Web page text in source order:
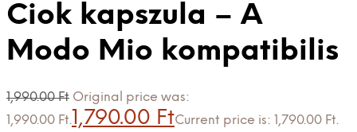
Ciok kapszula – A
Modo Mio kompatibilis
1,990.00Ft Original price was:
1,990.00 Ft.1,790.00 FtCurrent price is: 1,790.00 Ft.